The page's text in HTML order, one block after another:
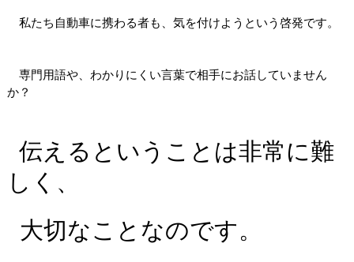
私たち自動車に携わる者も、気を付けようという啓発です。
専門用語や、わかりにくい言葉で相手にお話していません
か？
伝えるということは非常に難
しく、
大切なことなのです。